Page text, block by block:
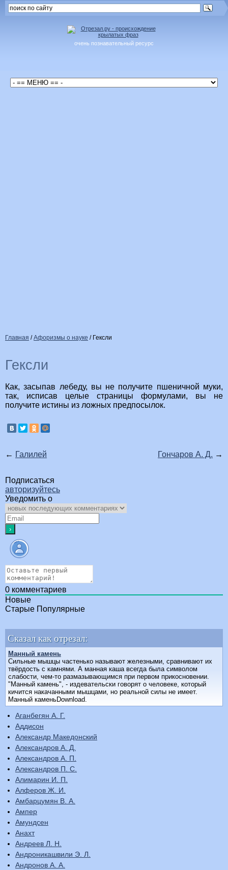
очень познавательный ресурс
Главная /Афоризмы о науке / Гексли
Гексли
Как, засыпав лебеду, вы не получите пшеничной муки,
так, исписав целые страницы формулами, вы не
получите истины из ложных предпосылок.
← Галилей Гончаров А. Д. →
Подписаться
авторизуйтесь
Уведомить о
0 комментариев
Новые
Старые Популярные
Сказал как отрезал:
Манный камень
Сильные мышцы частенько называют железными, сравнивают их
твёрдость с камнями. А манная каша всегда была символом
слабости, чем-то размазывающимся при первом прикосновении.
"Манный камень", - издевательски говорят о человеке, который
кичится накачанными мышцами, но реальной силы не имеет.
Манный каменьDownload.
Аганбегян А. Г.
Аддисон
Александр Македонский
Александров А. Д.
Александров А. П.
Александров П. С.
Алимарин И. П.
Алферов Ж. И.
Амбарцумян В. А.
Ампер
Амундсен
Анахт
Андреев Л. Н.
Андроникашвили Э. Л.
Андронов А. А.